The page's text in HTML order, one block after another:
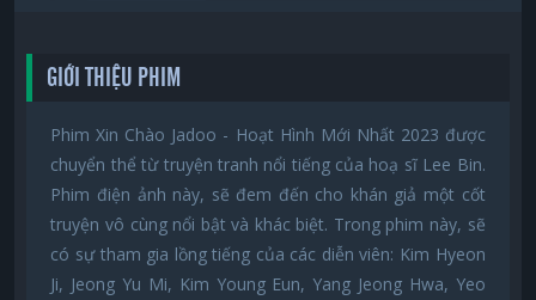
GIỚI THIỆU PHIM
Phim Xin Chào Jadoo - Hoạt Hình Mới Nhất 2023 được
chuyển thể từ truyện tranh nổi tiếng của hoạ sĩ Lee Bin.
Phim điện ảnh này, sẽ đem đến cho khán giả một cốt
truyện vô cùng nổi bật và khác biệt. Trong phim này, sẽ
có sự tham gia lồng tiếng của các diễn viên: Kim Hyeon
Ji, Jeong Yu Mi, Kim Young Eun, Yang Jeong Hwa, Yeo